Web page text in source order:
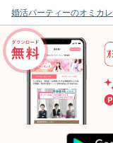
婚活パーティーのオミカレ